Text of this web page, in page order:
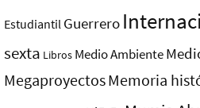
Estudiantil Guerrero
sexta Libros Medio Ambiente
MegaproyectosMemoria